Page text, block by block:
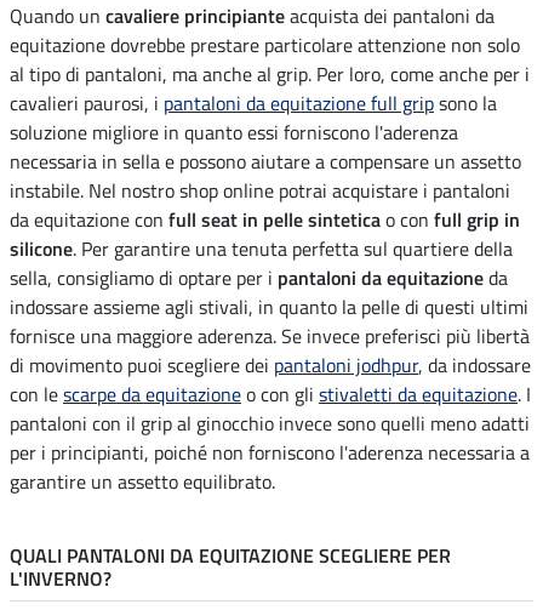
Quando un cavaliere principianteacquista dei pantaloni da
equitazione dovrebbe prestare particolare attenzione non solo
al tipo di pantaloni, ma anche al grip. Per loro, come anche per i
cavalieri paurosi, i pantaloni da equitazione full gripsono la
soluzione migliore in quanto essi forniscono l'aderenza
necessaria in sella e possono aiutare a compensare un assetto
instabile. Nel nostro shop online potrai acquistare i pantaloni
da equitazione con full seat in pelle sinteticao con full grip in
silicone. Per garantire una tenuta perfetta sul quartiere della
sella, consigliamo di optare per i pantaloni da equitazioneda
indossare assieme agli stivali, in quanto la pelle di questi ultimi
fornisce una maggiore aderenza. Se invece preferisci più libertà
di movimento puoi scegliere dei pantaloni jodhpur, da indossare
con lescarpe da equitazioneo con gli stivaletti da equitazione. I
pantaloni con il grip al ginocchio invece sono quelli meno adatti
per i principianti, poiché non forniscono l'aderenza necessaria a
garantire un assetto equilibrato.
QUALI PANTALONI DA EQUITAZIONE SCEGLIERE PER
L'INVERNO?